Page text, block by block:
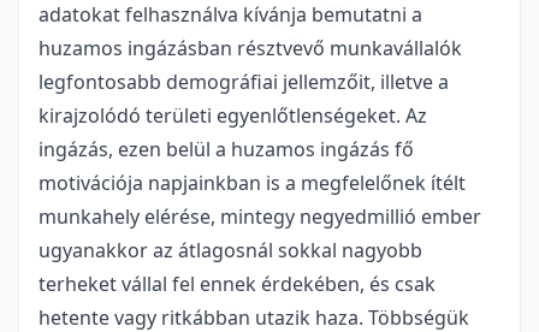
adatokat felhasználva kívánja bemutatni a
huzamos ingázásban résztvevő munkavállalók
legfontosabb demográfiai jellemzőit, illetve a
kirajzolódó területi egyenlőtlenségeket. Az
ingázás, ezen belül a huzamos ingázás fő
motivációja napjainkban is a megfelelőnek ítélt
munkahely elérése, mintegy negyedmillió ember
ugyanakkor az átlagosnál sokkal nagyobb
terheket vállal fel ennek érdekében, és csak
hetente vagy ritkábban utazik haza. Többségük